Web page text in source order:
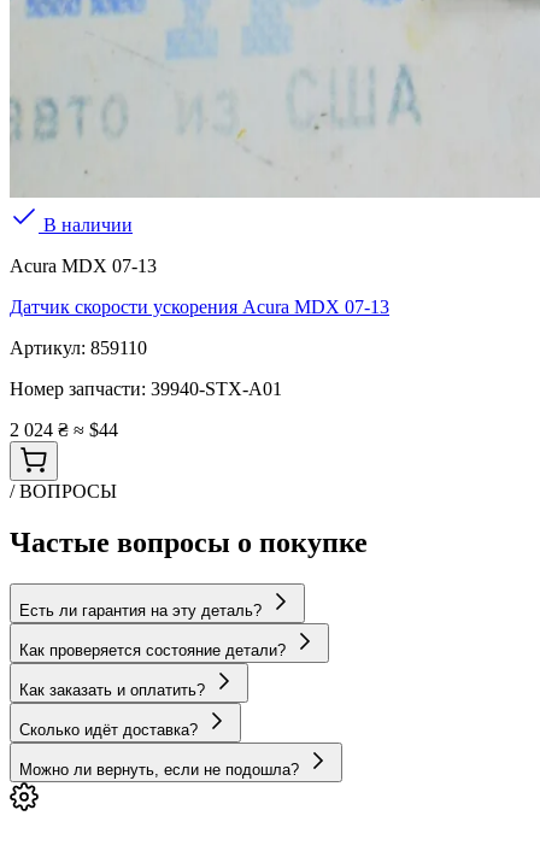
В наличии
Acura MDX 07-13
Датчик скорости ускорения Acura MDX 07-13
Артикул: 859110
Номер запчасти: 39940-STX-A01
2 024 ₴ ≈ $44
/ ВОПРОСЫ
Частые вопросы о покупке
Есть ли гарантия на эту деталь?
Как проверяется состояние детали?
Как заказать и оплатить?
Сколько идёт доставка?
Можно ли вернуть, если не подошла?